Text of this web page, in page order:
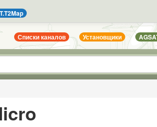
Списки каналов Установщики